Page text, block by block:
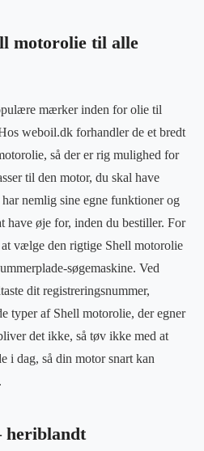
motorolie til alle
mærker inden for olie til
weboil.dk forhandler de et bredt
så der er rig mulighed for
til den motor, du skal have
nemlig sine egne funktioner og
have øje for, inden du bestiller. For
vælge den rigtige Shell motorolie
søgemaskine. Ved
dit registreringsnummer,
typer af Shell motorolie, der egner
det ikke, så tøv ikke med at
i dag, så din motor snart kan
heriblandt